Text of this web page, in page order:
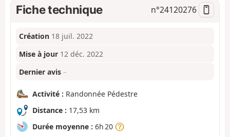
Fiche technique n°24120276
Création 18 juil. 2022
Mise à jour 12 déc. 2022
Dernier avis –
Activité : Randonnée Pédestre
Distance : 17,53 km
Durée moyenne : 6h 20